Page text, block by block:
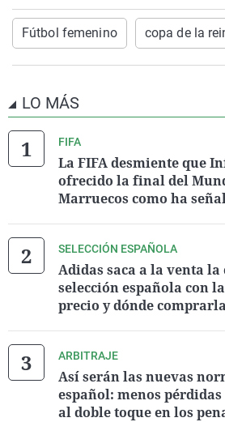
Fútbol femenino copa de la
LO MÁS
FIFA
La FIFA desmiente que
ofrecido la final del
Marruecos como ha
SELECCIÓN ESPAÑOLA
Adidas saca a la venta la
selección española con
precio y dónde comprarla
ARBITRAJE
Así serán las nuevas
español: menos
al doble toque en los